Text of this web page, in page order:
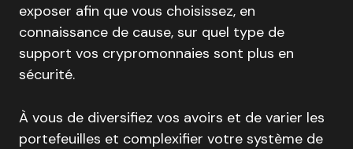
exposer afin que vous choisissez, en
connaissance de cause, sur quel type de
support vos crypromonnaies sont plus en
sécurité.
À vous de diversifiez vos avoirs et de varier les
portefeuilles et complexifier votre système de